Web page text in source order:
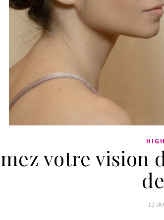
votre vision
12